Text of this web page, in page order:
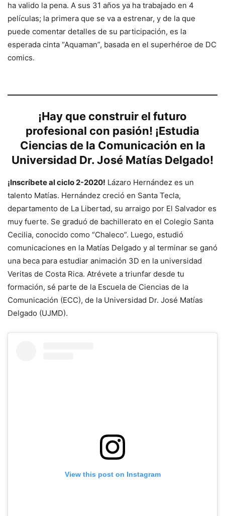
ha valido la pena. A sus 31 años ya ha trabajado en 4
películas; la primera que se va a estrenar, y de la que
puede comentar detalles de su participación, es la
esperada cinta “Aquaman”, basada en el superhéroe de DC
comics.
¡Hay que construir el futuro
profesional con pasión! ¡Estudia
Ciencias de la Comunicación en la
Universidad Dr. José Matías Delgado!
¡Inscríbete al ciclo 2-2020! Lázaro Hernández es un
talento Matías. Hernández creció en Santa Tecla,
departamento de La Libertad, su arraigo por El Salvador es
muy fuerte. Se graduó de bachillerato en el Colegio Santa
Cecilia, conocido como “Chaleco”. Luego, estudió
comunicaciones en la Matías Delgado y al terminar se ganó
una beca para estudiar animación 3D en la universidad
Veritas de Costa Rica. Atrévete a triunfar desde tu
formación, sé parte de la Escuela de Ciencias de la
Comunicación (ECC), de la Universidad Dr. José Matías
Delgado (UJMD).
View this post on Instagram